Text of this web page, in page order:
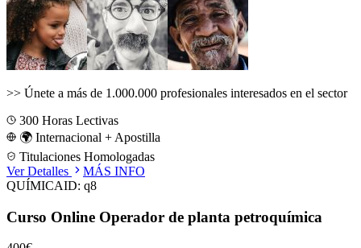
>> Únete a más de 1.000.000 profesionales interesados en el sector
300 Horas Lectivas
🌍 Internacional + Apostilla
Titulaciones Homologadas
Ver Detalles
MÁS INFO
QUÍMICAID: q8
Curso Online Operador de planta petroquímica